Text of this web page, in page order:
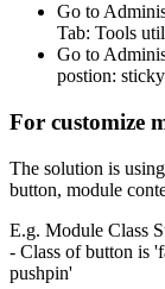
Go to
Tab: Tools
Go to
postion:
For customize
The solution is
button, module
E.g. Module Class
- Class of button is
pushpin'